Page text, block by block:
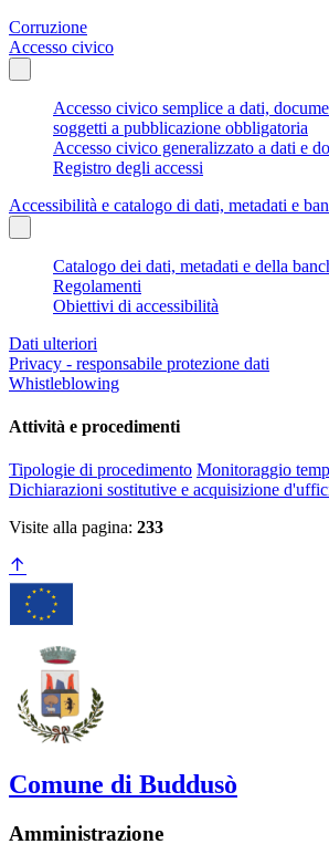
Corruzione
Accesso civico
Accesso civico semplice a dati,
soggetti a pubblicazione obbligatoria
Accesso civico generalizzato a dati e
Registro degli accessi
Accessibilità e catalogo di dati, metadati e
Catalogo dei dati, metadati e della
Regolamenti
Obiettivi di accessibilità
Dati ulteriori
Privacy - responsabile protezione dati
Whistleblowing
Attività e procedimenti
Tipologie di procedimento Monitoraggio
Dichiarazioni sostitutive e acquisizione
Visite alla pagina: 233
Comune di Buddusò
Amministrazione